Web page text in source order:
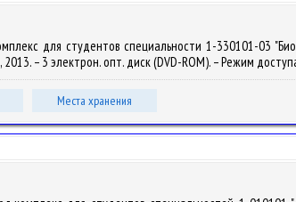
для студентов специальности 1-330101-03
2013. – 3 электрон. опт. диск (DVD-ROM). – Режим
Места хранения